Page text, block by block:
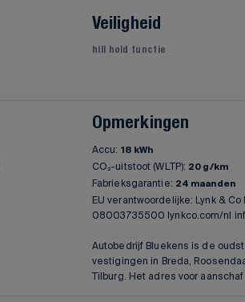
Veiligheid
hill hold functie
Opmerkingen
Accu: 18 kWh
CO₂-uitstoot (WLTP): 20 g/km
Fabrieksgarantie: 24 maanden
EU verantwoordelijke: Lynk & Co
08003735500 lynkco.com/nl
Autobedrijf Bluekens is de
vestigingen in Breda,
Tilburg. Het adres voor